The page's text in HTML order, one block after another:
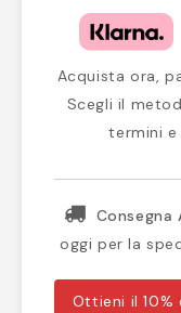
Acquista ora,
Scegli il
termini e
Consegna
oggi per la
Ottieni il